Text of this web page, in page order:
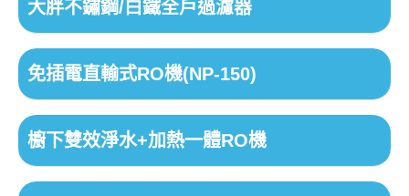
大胖不鏽鋼/白鐵全戶過濾器
免插電直輸式RO機(NP-150)
櫥下雙效淨水+加熱一體RO機